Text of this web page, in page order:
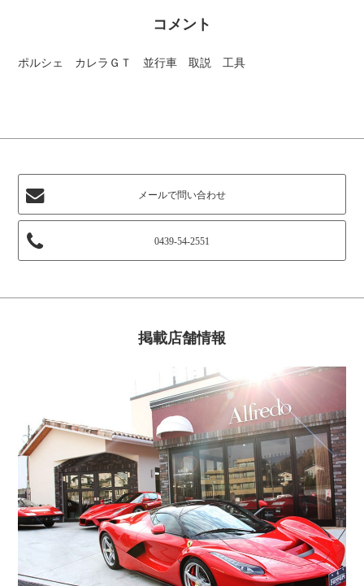
コメント
ポルシェ カレラＧＴ 並行車 取説 工具
メールで問い合わせ
0439-54-2551
掲載店舗情報